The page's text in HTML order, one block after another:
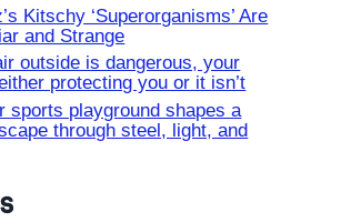
Kitschy ‘Superorganisms’ Are
and Strange
outside is dangerous, your
protecting you or it isn’t
sports playground shapes a
through steel, light, and